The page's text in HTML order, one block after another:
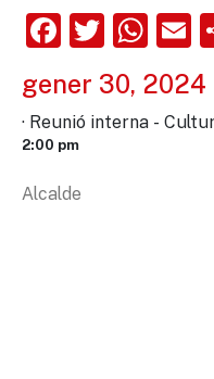
gener 30, 2024
· Reunió interna -
2:00 pm
Alcalde